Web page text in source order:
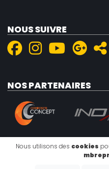
NOUS SUIVRE
NOS PARTENAIRES
|
Nous utilisons des cookies